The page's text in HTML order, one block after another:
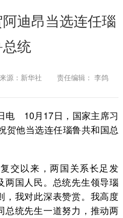
迪昂当选连任瑙
总统
来源：新华社 责任编辑： 李鸽
10月17日，国家主席习
贺他当选连任瑙鲁共和国总
以来，两国关系长足发
两国人民。总统先生领导瑙
，我对此深表赞赏。我高度
总统先生一道努力，推动两